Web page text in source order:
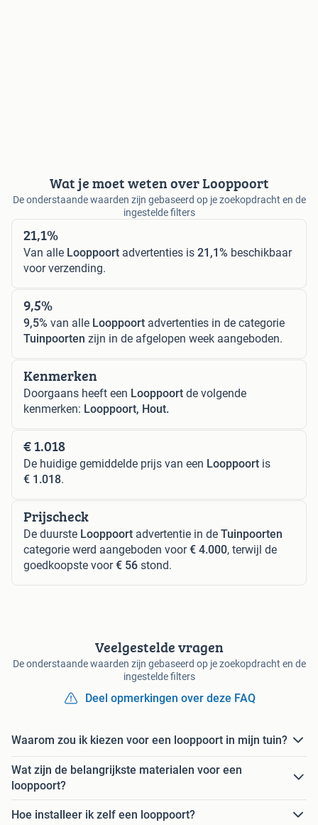
Wat je moet weten over Looppoort
De onderstaande waarden zijn gebaseerd op je zoekopdracht en de
ingestelde filters
21,1%
Van alle Looppoort advertenties is 21,1% beschikbaar
voor verzending.
9,5%
9,5% van alle Looppoort advertenties in de categorie
Tuinpoorten zijn in de afgelopen week aangeboden.
Kenmerken
Doorgaans heeft een Looppoort de volgende
kenmerken: Looppoort, Hout.
€ 1.018
De huidige gemiddelde prijs van een Looppoort is
€ 1.018.
Prijscheck
De duurste Looppoort advertentie in de Tuinpoorten
categorie werd aangeboden voor€ 4.000, terwijl de
goedkoopste voor€ 56 stond.
Veelgestelde vragen
De onderstaande waarden zijn gebaseerd op je zoekopdracht en de
ingestelde filters
Deel opmerkingen over deze FAQ
Waarom zou ik kiezen voor een looppoort in mijn tuin?
Wat zijn de belangrijkste materialen voor een
looppoort?
Hoe installeer ik zelf een looppoort?